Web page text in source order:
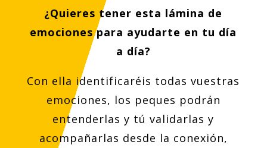
¿Quieres tener esta lámina de
emociones para ayudarte en tu día
a día?
Con ella identificaréis todas vuestras
emociones, los peques podrán
entenderlas y tú validarlas y
acompañarlas desde la conexión,